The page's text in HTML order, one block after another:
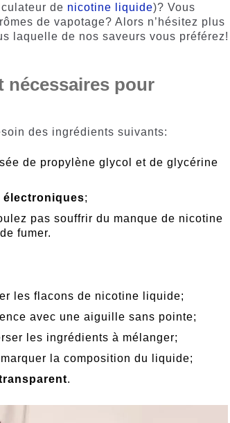
de nicotine liquide)? Vous
de vapotage? Alors n’hésitez plus
laquelle de nos saveurs vous préférez!
nécessaires pour
des ingrédients suivants:
de propylène glycol et de glycérine
électroniques;
pas souffrir du manque de nicotine
fumer.
les flacons de nicotine liquide;
avec une aiguille sans pointe;
les ingrédients à mélanger;
la composition du liquide;
.